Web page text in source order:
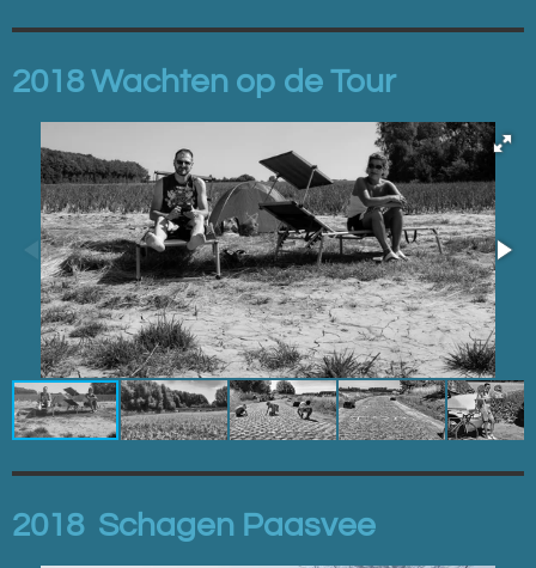
2018 Wachten op de Tour
2018 Schagen Paasvee